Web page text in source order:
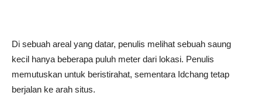
Di sebuah areal yang datar, penulis melihat sebuah saung
kecil hanya beberapa puluh meter dari lokasi. Penulis
memutuskan untuk beristirahat, sementara Idchang tetap
berjalan ke arah situs.